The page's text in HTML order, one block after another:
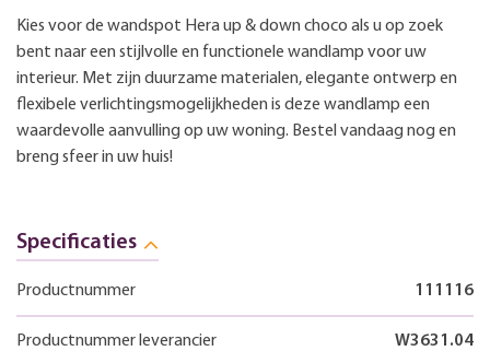
Kies voor de wandspot Hera up & down choco als u op zoek
bent naar een stijlvolle en functionele wandlamp voor uw
interieur. Met zijn duurzame materialen, elegante ontwerp en
flexibele verlichtingsmogelijkheden is deze wandlamp een
waardevolle aanvulling op uw woning. Bestel vandaag nog en
breng sfeer in uw huis!
Specificaties
Productnummer 111116
Productnummer leverancier W3631.04